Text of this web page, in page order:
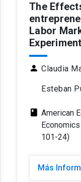
The
Labor
person Claudia
Esteban
class
American
101-24)
Más